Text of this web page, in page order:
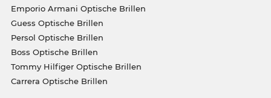
Emporio Armani Optische Brillen
Guess Optische Brillen
Persol Optische Brillen
Boss Optische Brillen
Tommy Hilfiger Optische Brillen
Carrera Optische Brillen